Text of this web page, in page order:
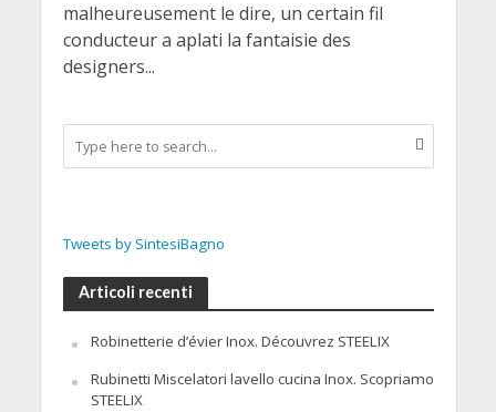
malheureusement le dire, un certain fil
conducteur a aplati la fantaisie des
designers...
Tweets by SintesiBagno
Articoli recenti
Robinetterie d’évier Inox. Découvrez STEELIX
Rubinetti Miscelatori lavello cucina Inox. Scopriamo
STEELIX